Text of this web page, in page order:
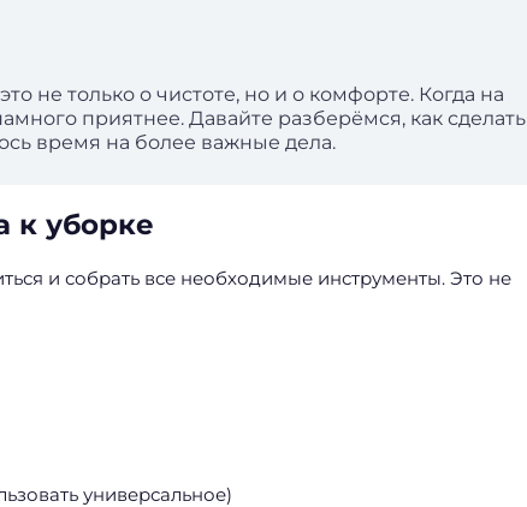
не только о чистоте, но и о комфорте. Когда на
приятнее. Давайте разберёмся, как сделать
время на более важные дела.
к уборке
и собрать все необходимые инструменты. Это не
универсальное)